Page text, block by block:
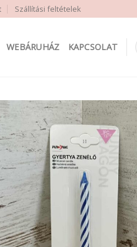
Szállítási feltételek
WEBÁRUHÁZ KAPCSOLAT